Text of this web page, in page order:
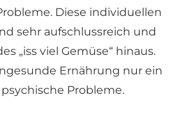
Diese individuellen
sehr aufschlussreich und
„iss viel Gemüse“ hinaus.
Ernährung nur ein
Probleme.